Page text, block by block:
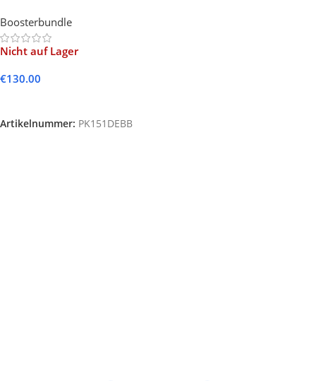
Boosterbundle
Nicht auf Lager
€130.00
Artikelnummer: PK151DEBB